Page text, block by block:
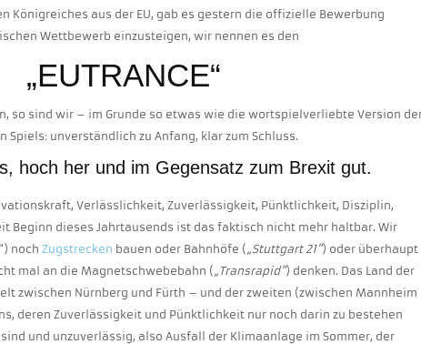
Königreiches aus der EU, gab es gestern die offizielle Bewerbung
Wettbewerb einzusteigen, wir nennen es den
„EUTRANCE“
in, so sind wir – im Grunde so etwas wie die wortspielverliebte Version
Spiels: unverständlich zu Anfang, klar zum Schluss.
hoch her und im Gegensatz zum Brexit gut.
Verlässlichkeit, Zuverlässigkeit, Pünktlichkeit, Disziplin,
Beginn dieses Jahrtausends ist das faktisch nicht mehr haltbar. Wir
noch Zugstrecken bauen oder Bahnhöfe ( „Stuttgart 21“) oder überhaupt
mal an die Magnetschwebebahn ( „Transrapid“) denken. Das Land der
zwischen Nürnberg und Fürth – und der zweiten (zwischen Mannheim
deren Zuverlässigkeit und Pünktlichkeit nur noch darin zu bestehen
und unzuverlässig, also Ausfall der Klimaanlage im Sommer, der